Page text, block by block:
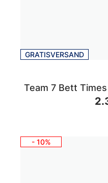
GRATISVERSAND
Team 7 Bett
- 10%